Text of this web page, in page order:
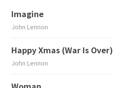
Imagine
John Lennon
Happy Xmas (War Is Over)
John Lennon